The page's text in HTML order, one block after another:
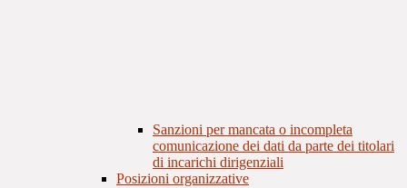
Sanzioni per mancata o incompleta
comunicazione dei dati da parte dei titolari
di incarichi dirigenziali
Posizioni organizzative